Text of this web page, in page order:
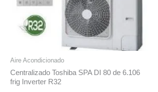
Aire Acondicionado
Centralizado Toshiba SPA DI 80 de 6.106
frig Inverter R32